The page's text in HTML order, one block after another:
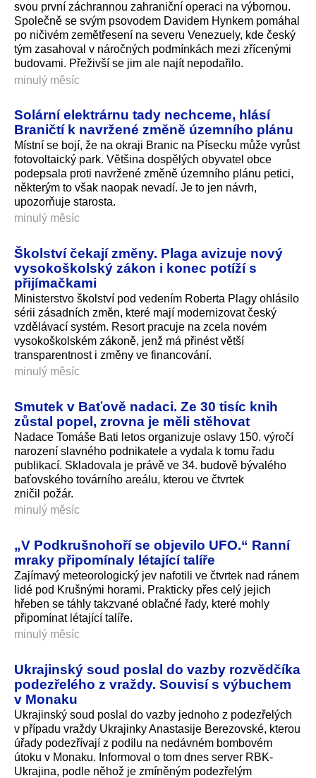
svou první záchrannou zahraniční operaci na výbornou.
Společně se svým psovodem Davidem Hynkem pomáhal
po ničivém zemětřesení na severu Venezuely, kde český
tým zasahoval v náročných podmínkách mezi zřícenými
budovami. Přeživší se jim ale najít nepodařilo.
minulý měsíc
Solární elektrárnu tady nechceme, hlásí
Braničtí k navržené změně územního plánu
Místní se bojí, že na okraji Branic na Písecku může vyrůst
fotovoltaický park. Většina dospělých obyvatel obce
podepsala proti navržené změně územního plánu petici,
některým to však naopak nevadí. Je to jen návrh,
upozorňuje starosta.
minulý měsíc
Školství čekají změny. Plaga avizuje nový
vysokoškolský zákon i konec potíží s
přijímačkami
Ministerstvo školství pod vedením Roberta Plagy ohlásilo
sérii zásadních změn, které mají modernizovat český
vzdělávací systém. Resort pracuje na zcela novém
vysokoškolském zákoně, jenž má přinést větší
transparentnost i změny ve financování.
minulý měsíc
Smutek v Baťově nadaci. Ze 30 tisíc knih
zůstal popel, zrovna je měli stěhovat
Nadace Tomáše Bati letos organizuje oslavy 150. výročí
narození slavného podnikatele a vydala k tomu řadu
publikací. Skladovala je právě ve 34. budově bývalého
baťovského továrního areálu, kterou ve čtvrtek
zničil požár.
minulý měsíc
„V Podkrušnohoří se objevilo UFO.“ Ranní
mraky připomínaly létající talíře
Zajímavý meteorologický jev nafotili ve čtvrtek nad ránem
lidé pod Krušnými horami. Prakticky přes celý jejich
hřeben se táhly takzvané oblačné řady, které mohly
připomínat létající talíře.
minulý měsíc
Ukrajinský soud poslal do vazby rozvědčíka
podezřelého z vraždy. Souvisí s výbuchem
v Monaku
Ukrajinský soud poslal do vazby jednoho z podezřelých
v případu vraždy Ukrajinky Anastasije Berezovské, kterou
úřady podezřívají z podílu na nedávném bombovém
útoku v Monaku. Informoval o tom dnes server RBK-
Ukrajina, podle něhož je zmíněným podezřelým